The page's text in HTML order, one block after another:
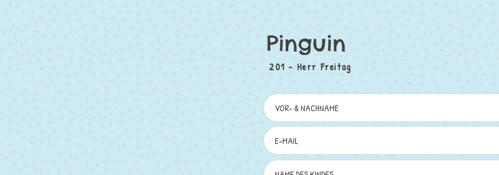
Pinguin
201 - Herr Freitag